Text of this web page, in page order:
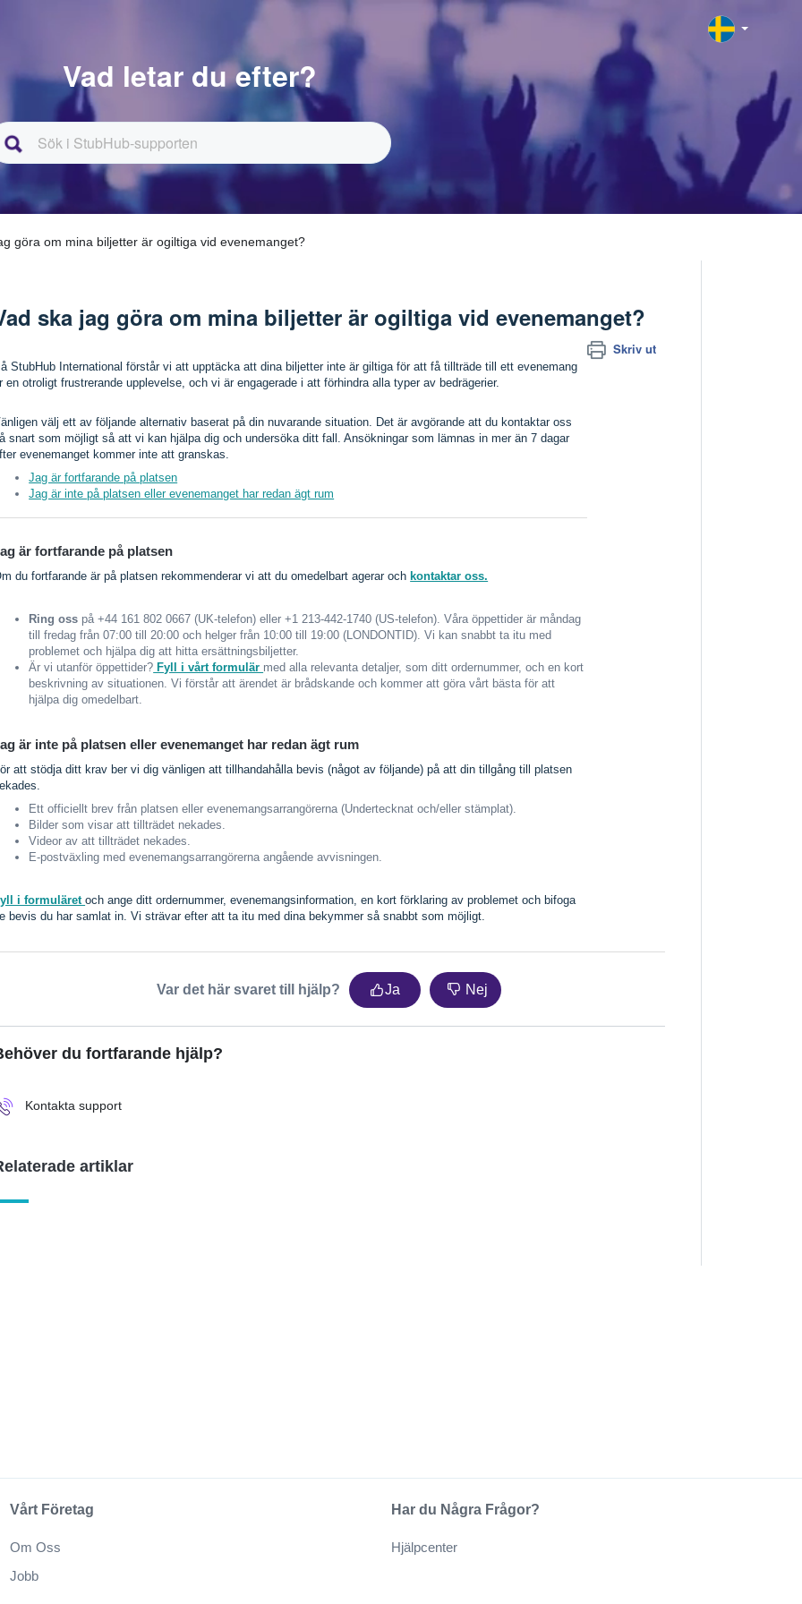
Vad letar du efter?
göra om mina biljetter är ogiltiga vid evenemanget?
ska jag göra om mina biljetter är ogiltiga vid evenemanget?
Skriv ut
StubHub International förstår vi att upptäcka att dina biljetter inte är giltiga för att få tillträde till ett evenemang
en otroligt frustrerande upplevelse, och vi är engagerade i att förhindra alla typer av bedrägerier.
välj ett av följande alternativ baserat på din nuvarande situation. Det är avgörande att du kontaktar oss
snart som möjligt så att vi kan hjälpa dig och undersöka ditt fall. Ansökningar som lämnas in mer än 7 dagar
evenemanget kommer inte att granskas.
Jag är fortfarande på platsen
Jag är inte på platsen eller evenemanget har redan ägt rum
är fortfarande på platsen
du fortfarande är på platsen rekommenderar vi att du omedelbart agerar och kontaktar oss.
Ring oss på +44 161 802 0667 (UK-telefon) eller +1 213-442-1740 (US-telefon). Våra öppettider är måndag
till fredag från 07:00 till 20:00 och helger från 10:00 till 19:00 (LONDONTID). Vi kan snabbt ta itu med
problemet och hjälpa dig att hitta ersättningsbiljetter.
Är vi utanför öppettider? Fyll i vårt formulär med alla relevanta detaljer, som ditt ordernummer, och en kort
beskrivning av situationen. Vi förstår att ärendet är brådskande och kommer att göra vårt bästa för att
hjälpa dig omedelbart.
är inte på platsen eller evenemanget har redan ägt rum
att stödja ditt krav ber vi dig vänligen att tillhandahålla bevis (något av följande) på att din tillgång till platsen
Ett officiellt brev från platsen eller evenemangsarrangörerna (Undertecknat och/eller stämplat).
Bilder som visar att tillträdet nekades.
Videor av att tillträdet nekades.
E-postväxling med evenemangsarrangörerna angående avvisningen.
i formuläretoch ange ditt ordernummer, evenemangsinformation, en kort förklaring av problemet och bifoga
bevis du har samlat in. Vi strävar efter att ta itu med dina bekymmer så snabbt som möjligt.
Var det här svaret till hjälp? Ja Nej
du fortfarande hjälp?
Kontakta support
artiklar
Vårt Företag
Om Oss
Jobb
Har du Några Frågor?
Hjälpcenter